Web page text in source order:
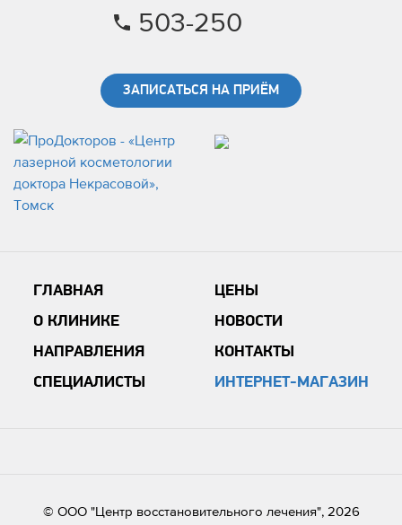
503-250
ГЛАВНАЯ
О КЛИНИКЕ
НАПРАВЛЕНИЯ
СПЕЦИАЛИСТЫ
ЦЕНЫ
НОВОСТИ
КОНТАКТЫ
ИНТЕРНЕТ-МАГАЗИН
ЗАПИСАТЬСЯ НА ПРИЁМ
© ООО "Центр восстановительного лечения", 2026